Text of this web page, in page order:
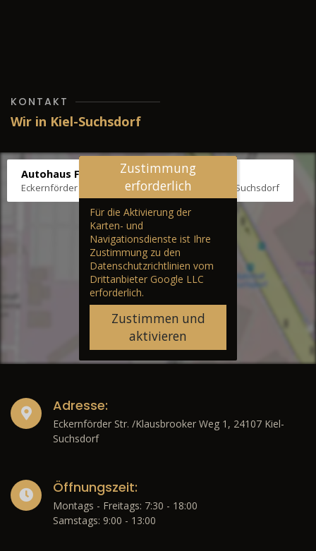
KONTAKT
Wir in Kiel-Suchsdorf
Autohaus Fräter
Eckernförder Str. /Klausbrooker Weg 1, 24107 Kiel-Suchsdorf
Zustimmung
erforderlich
Für die Aktivierung der
Karten- und
Navigationsdienste ist Ihre
Zustimmung zu den
Datenschutzrichtlinien vom
Drittanbieter Google LLC
erforderlich.
Zustimmen und
aktivieren
Adresse:
Eckernförder Str. /Klausbrooker Weg 1, 24107 Kiel-
Suchsdorf
Öffnungszeit:
Montags - Freitags: 7:30 - 18:00
Samstags: 9:00 - 13:00